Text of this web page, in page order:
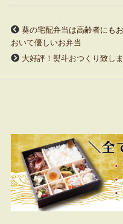
葵の宅配弁当は高齢者にも
おいて優しいお弁当
大好評！熨斗おつくり致しま